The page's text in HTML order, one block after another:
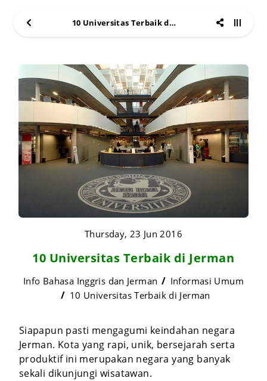
10 Universitas Terbaik di Jerman
Thursday, 23 Jun 2016
10 Universitas Terbaik di Jerman
Info Bahasa Inggris dan Jerman
Informasi Umum
10 Universitas Terbaik di Jerman
Siapapun pasti mengagumi keindahan negara
Jerman. Kota yang rapi, unik, bersejarah serta
produktif ini merupakan negara yang banyak
sekali dikunjungi wisatawan.